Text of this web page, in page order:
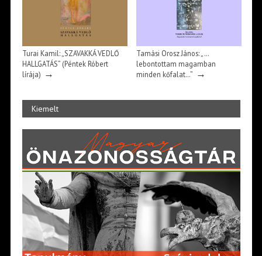
Turai Kamil: „SZAVAKKÁ VEDLŐ
HALLGATÁS” (Péntek Róbert
lírája) →
Tamási Orosz János: „…
lebontottam magamban
minden kőfalat…” →
Kiemelt